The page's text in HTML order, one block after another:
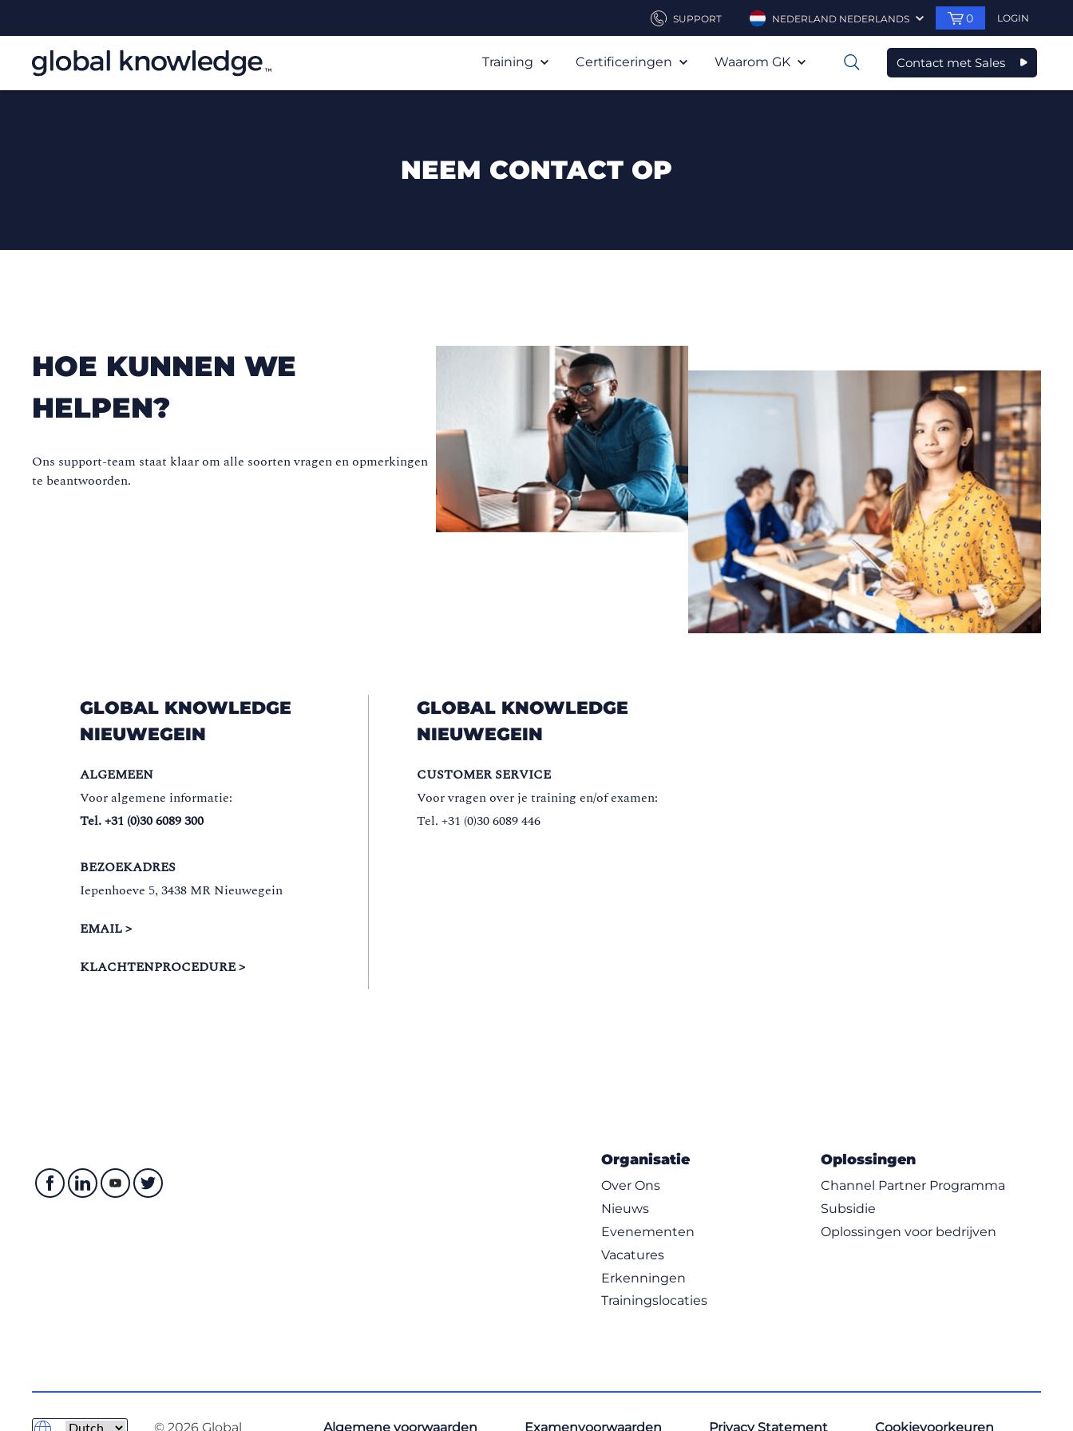
SUPPORT NEDERLAND NEDERLANDS 0 LOGIN
Training Certificeringen Waarom GK 0 Contact met Sales
NEEM CONTACT OP
HOE KUNNEN WE
HELPEN?
Ons support-team staat klaar om alle soorten vragen en opmerkingen
te beantwoorden.
GLOBAL KNOWLEDGE
NIEUWEGEIN
ALGEMEEN
Voor algemene informatie:
Tel. +31 (0)30 6089 300
BEZOEKADRES
Iepenhoeve 5, 3438 MR Nieuwegein
EMAIL >
KLACHTENPROCEDURE >
GLOBAL KNOWLEDGE
NIEUWEGEIN
CUSTOMER SERVICE
Voor vragen over je training en/of examen:
Tel. +31 (0)30 6089 446
Organisatie
Over Ons
Nieuws
Evenementen
Vacatures
Erkenningen
Trainingslocaties
Oplossingen
Channel Partner Programma
Subsidie
Oplossingen voor bedrijven
© 2026 Global Algemene voorwaarden Examenvoorwaarden Privacy Statement Cookievoorkeuren